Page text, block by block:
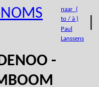
naar (
to / à )
Paul
Lanssens
-